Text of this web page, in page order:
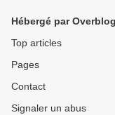
Hébergé par Overblog
Top articles
Pages
Contact
Signaler un abus